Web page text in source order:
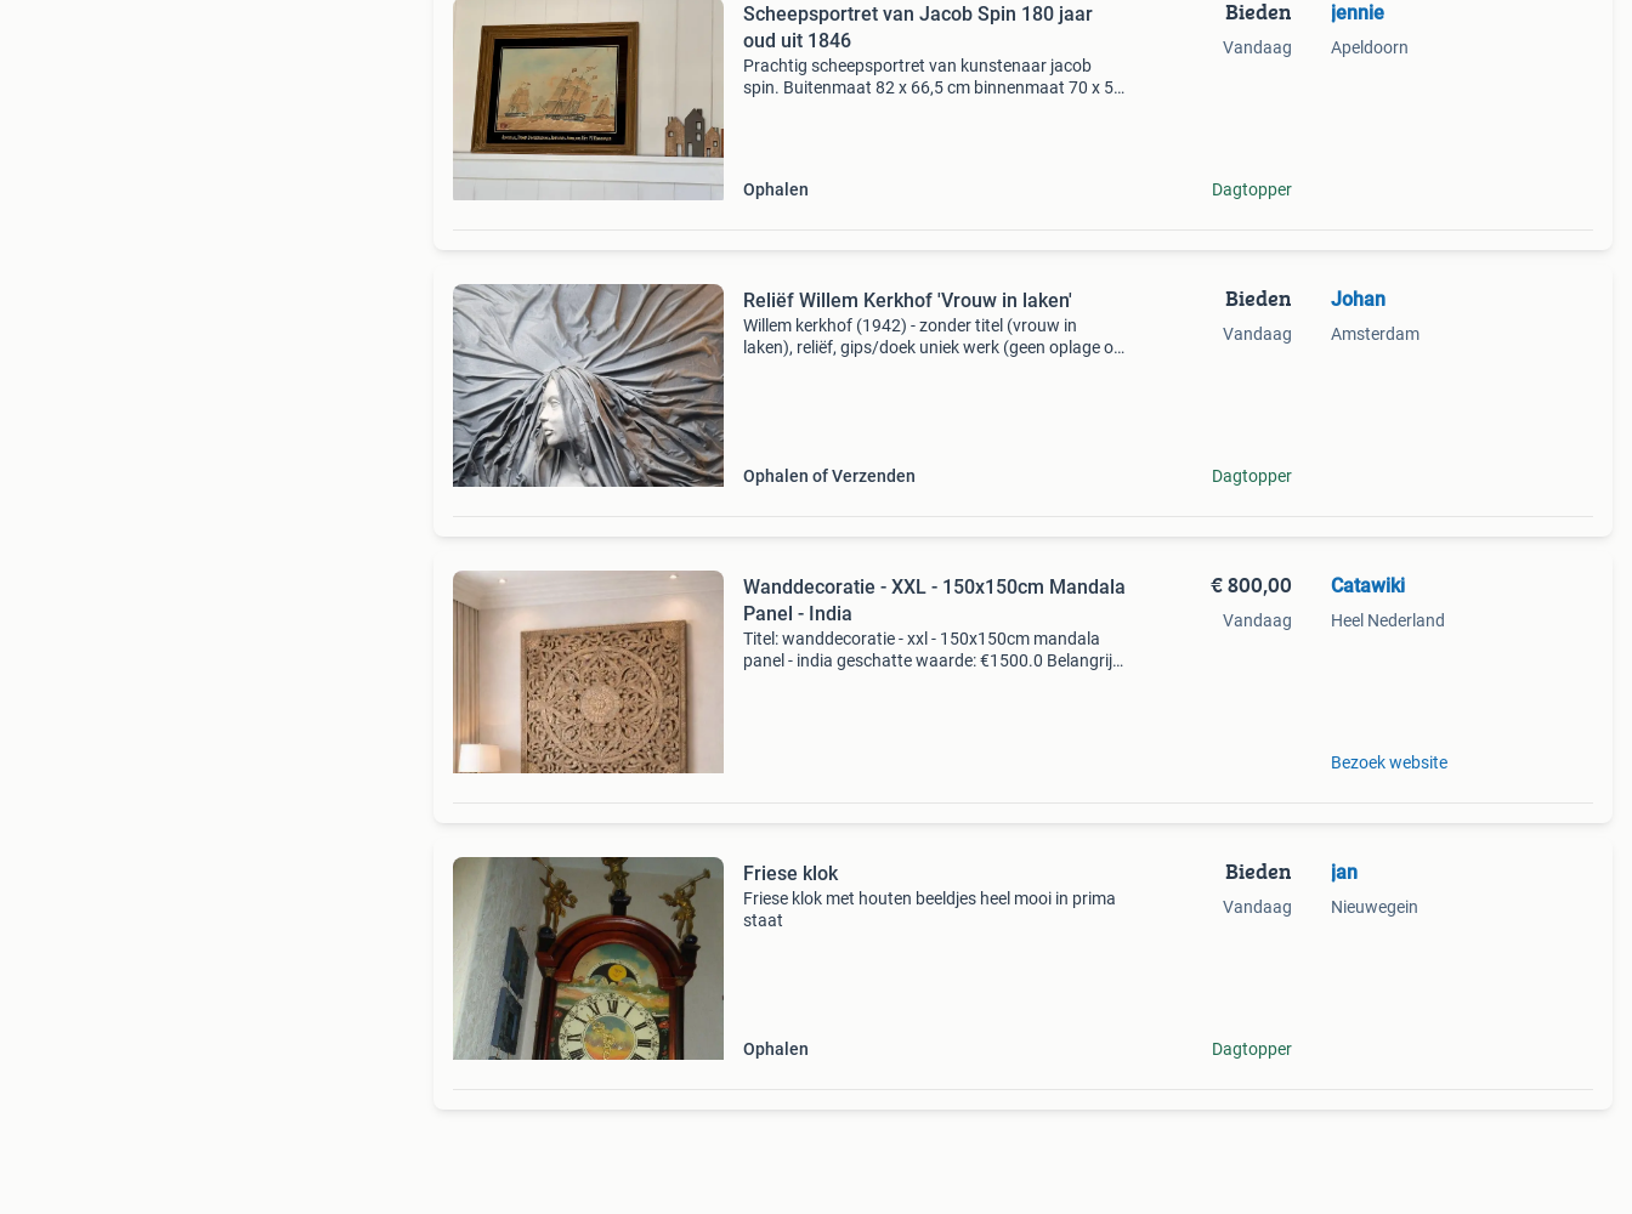
Scheepsportret van Jacob Spin 180 jaar
oud uit 1846
Prachtig scheepsportret van kunstenaar jacob
spin. Buitenmaat 82 x 66,5 cm binnenmaat 70 x 55
Ophalen
Bieden
Vandaag
Dagtopper
jennie
Apeldoorn
Reliëf Willem Kerkhof 'Vrouw in laken'
Willem kerkhof (1942) - zonder titel (vrouw in
laken), reliëf, gips/doek uniek werk (geen oplage of
Ophalen of Verzenden
Bieden
Vandaag
Dagtopper
Johan
Amsterdam
Wanddecoratie - XXL - 150x150cm Mandala
Panel - India
Titel: wanddecoratie - xxl - 150x150cm mandala
panel - india geschatte waarde: €1500.0 Belangrijk:
€ 800,00
Vandaag
Catawiki
Heel Nederland
Bezoek website
Friese klok
Friese klok met houten beeldjes heel mooi in prima
staat
Ophalen
Bieden
Vandaag
Dagtopper
jan
Nieuwegein